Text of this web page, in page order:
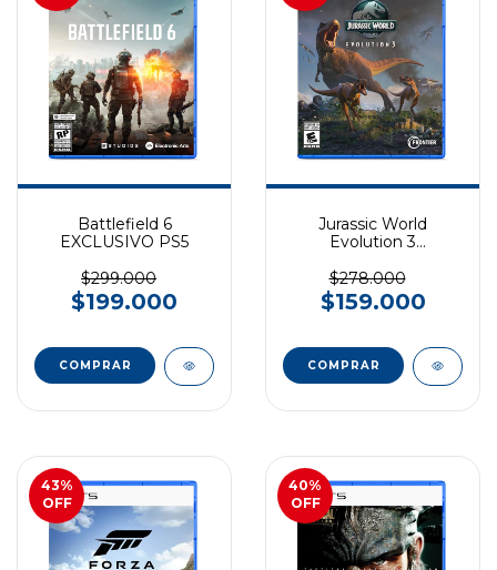
Battlefield 6
EXCLUSIVO PS5
$299.000
$199.000
COMPRAR
Jurassic World
Evolution 3
$278.000
$159.000
COMPRAR
43%
OFF
40%
OFF